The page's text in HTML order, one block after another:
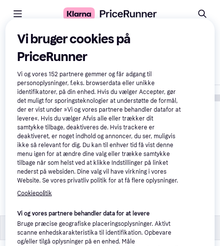
Sammenlign produkter
Mammotion Yuka Mini 2
1000 Trådløs
Produktegenskaber Produktegenskaber
Vi bruger cookies på
PriceRunner
Vi og vores152 partnere gemmer og får adgang til
personoplysninger, f.eks. browserdata eller unikke
identifikatorer, på din enhed. Hvis du vælger Accepter, gør
det muligt for sporingsteknologier at understøtte de formål,
der er vist under »Vi og vores partnere behandler datafor at
levere«. Hvis du vælger Afvis alle eller trækker dit
samtykke tilbage, deaktiveres de. Hvis trackere er
deaktiveret, er noget indhold og annoncer, du ser, muligvis
ikke så relevant for dig. Du kan til enhver tid få vist denne
menu igen for at ændre dine valg eller trække samtykke
tilbage når som helst ved at klikke Indstillinger på linket
nederst på websiden. Dine valg vil have virkning i vores
Website. Se vores privatliv politik for at få flere oplysninger.
Cookiepolitik
Vi og vores partnere behandler data for at levere
Bruge præcise geografiske placeringsoplysninger. Aktivt
scanne enhedskarakteristika til identifikation. Opbevare
og/eller tilgå oplysninger på en enhed. Måle